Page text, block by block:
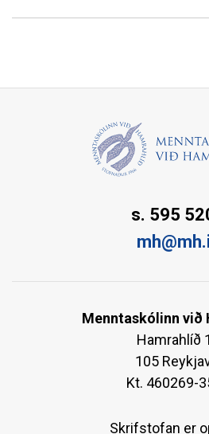
s. 595
Menntaskólinn við
Hamrahlíð
105
Kt. 460269-
Skrifstofan er